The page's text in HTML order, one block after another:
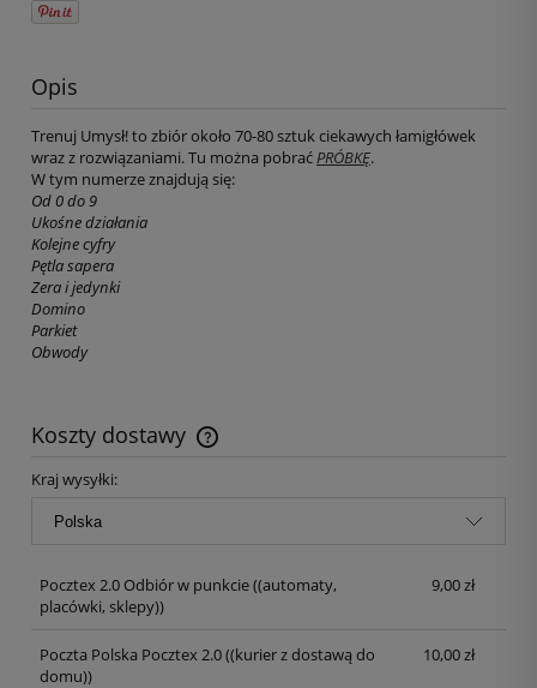
Opis
Trenuj Umysł! to zbiór około 70-80 sztuk ciekawych łamigłówek
wraz z rozwiązaniami. Tu można pobraćPRÓBKĘ.
W tym numerze znajdują się:
Od 0 do 9
Ukośne działania
Kolejne cyfry
Pętla sapera
Zera i jedynki
Domino
Parkiet
Obwody
Koszty dostawy
Kraj wysyłki:
Pocztex 2.0 Odbiór w punkcie((automaty,
placówki, sklepy))
9,00 zł
Poczta Polska Pocztex 2.0((kurier z dostawą do
domu))
10,00 zł